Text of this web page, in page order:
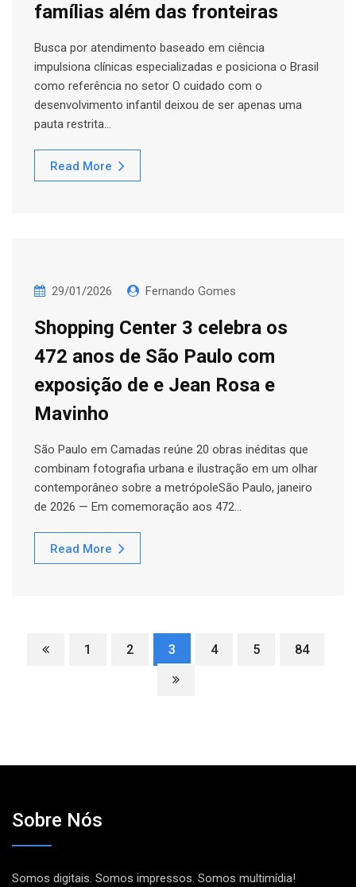
famílias além das fronteiras
Busca por atendimento baseado em ciência
impulsiona clínicas especializadas e posiciona o Brasil
como referência no setor O cuidado com o
desenvolvimento infantil deixou de ser apenas uma
pauta restrita…
Read More
29/01/2026 Fernando Gomes
Shopping Center 3 celebra os
472 anos de São Paulo com
exposição de e Jean Rosa e
Mavinho
São Paulo em Camadas reúne 20 obras inéditas que
combinam fotografia urbana e ilustração em um olhar
contemporâneo sobre a metrópoleSão Paulo, janeiro
de 2026 — Em comemoração aos 472…
Read More
1 2 3 4 5 84
Sobre Nós
Somos digitais. Somos impressos. Somos multimídia!